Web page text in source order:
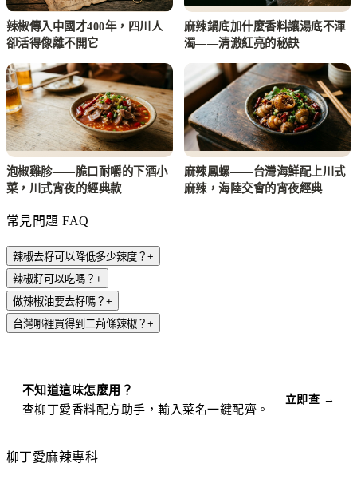
辣椒傳入中國才400年，四川人
卻活得像離不開它
麻辣鍋底加什麼香料讓湯底不渾
濁——清澈紅亮的秘訣
泡椒雞胗——脆口耐嚼的下酒小
菜，川式宵夜的經典款
麻辣鳳螺——台灣海鮮配上川式
麻辣，海陸交會的宵夜經典
常見問題 FAQ
辣椒去籽可以降低多少辣度？ +
辣椒籽可以吃嗎？ +
做辣椒油要去籽嗎？ +
台灣哪裡買得到二荊條辣椒？ +
不知道這味怎麼用？
查柳丁愛香料配方助手，輸入菜名一鍵配齊。
立即查 →
柳丁愛麻辣專科